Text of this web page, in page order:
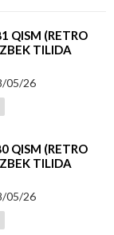
QISM (RETRO
TILIDA
05/26
QISM (RETRO
TILIDA
05/26